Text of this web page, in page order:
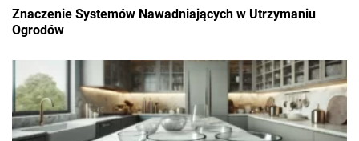
Znaczenie Systemów Nawadniających w Utrzymaniu
Ogrodów